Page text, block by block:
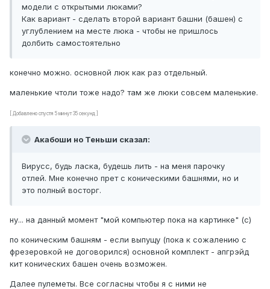
модели с открытыми люками?
Как вариант - сделать второй вариант башни (башен) с
углублением на месте люка - чтобы не пришлось
долбить самостоятельно
конечно можно. основной люк как раз отдельный.
маленькие чтоли тоже надо? там же люки совсем маленькие.
[ Добавлено спустя 5 минут 35 секунд ]
Акабоши но Теньши сказал:
Вирусс, будь ласка, будешь лить - на меня парочку
отлей. Мне конечно прет с коническими башнями, но и
это полный восторг.
ну... на данный момент "мой компьютер пока на картинке" (с)
по коническим башням - если выпущу (пока к сожалению с
фрезеровкой не договорился) основной комплект - апгрэйд
кит конических башен очень возможен.
Далее пулеметы. Все согласны чтобы я с ними не